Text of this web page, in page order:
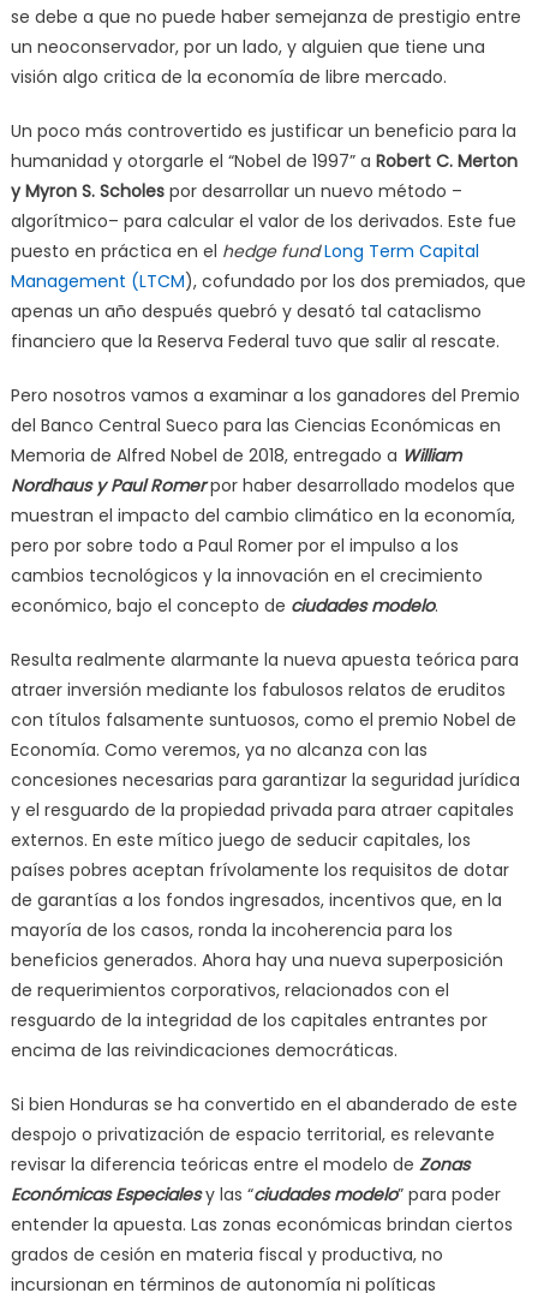
se debe a que no puede haber semejanza de prestigio entre
un neoconservador, por un lado, y alguien que tiene una
visión algo critica de la economía de libre mercado.
Un poco más controvertido es justificar un beneficio para la
humanidad y otorgarle el “Nobel de 1997” a Robert C. Merton
y Myron S. Scholespor desarrollar un nuevo método –
algorítmico– para calcular el valor de los derivados. Este fue
puesto en práctica en el hedge fund Long Term Capital
Management (LTCM), cofundado por los dos premiados, que
apenas un año después quebró y desató tal cataclismo
financiero que la Reserva Federal tuvo que salir al rescate.
Pero nosotros vamos a examinar a los ganadores del Premio
del Banco Central Sueco para las Ciencias Económicas en
Memoria de Alfred Nobel de 2018, entregado a William
Nordhaus y Paul Romerpor haber desarrollado modelos que
muestran el impacto del cambio climático en la economía,
pero por sobre todo a Paul Romer por el impulso a los
cambios tecnológicos y la innovación en el crecimiento
económico, bajo el concepto de ciudades modelo.
Resulta realmente alarmante la nueva apuesta teórica para
atraer inversión mediante los fabulosos relatos de eruditos
con títulos falsamente suntuosos, como el premio Nobel de
Economía. Como veremos, ya no alcanza con las
concesiones necesarias para garantizar la seguridad jurídica
y el resguardo de la propiedad privada para atraer capitales
externos. En este mítico juego de seducir capitales, los
países pobres aceptan frívolamente los requisitos de dotar
de garantías a los fondos ingresados, incentivos que, en la
mayoría de los casos, ronda la incoherencia para los
beneficios generados. Ahora hay una nueva superposición
de requerimientos corporativos, relacionados con el
resguardo de la integridad de los capitales entrantes por
encima de las reivindicaciones democráticas.
Si bien Honduras se ha convertido en el abanderado de este
despojo o privatización de espacio territorial, es relevante
revisar la diferencia teóricas entre el modelo de Zonas
Económicas Especialesy las “ciudades modelo” para poder
entender la apuesta. Las zonas económicas brindan ciertos
grados de cesión en materia fiscal y productiva, no
incursionan en términos de autonomía ni políticas